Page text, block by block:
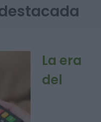
La era
del